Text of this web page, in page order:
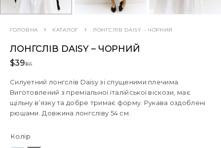
ГОЛОВНА КАТАЛОГ ЛОНГСЛІВ DAISY – ЧОРНИЙ
ЛОНГСЛІВ DAISY – ЧОРНИЙ
$65
$39
Силуетний лонгслів Daisy зі спущеними плечима.
Виготовлений з преміальної італійської віскози, має
щільну в’язку та добре тримає форму. Рукава оздоблені
рюшами. Довжина лонгсліву 54 см.
Колір